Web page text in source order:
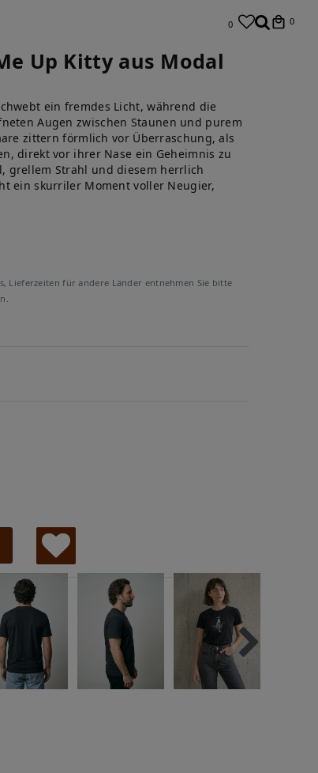
0 0
Up Kitty aus Modal
ein fremdes Licht, während die
Augen zwischen Staunen und purem
zittern förmlich vor Überraschung, als
direkt vor ihrer Nase ein Geheimnis zu
grellem Strahl und diesem herrlich
ein skurriler Moment voller Neugier,
für andere Länder entnehmen Sie bitte
W
ns
ch
lis